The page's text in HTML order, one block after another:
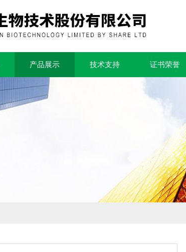
产品展示 技术支持 证书荣誉